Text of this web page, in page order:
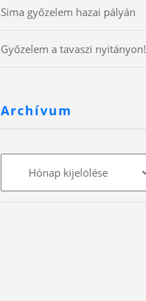
Sima győzelem hazai pályán
Győzelem a tavaszi nyitányon!
Archívum